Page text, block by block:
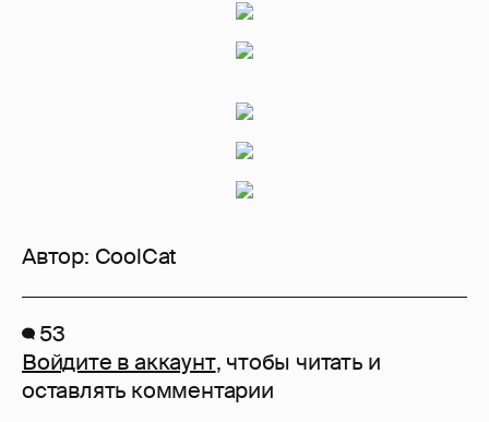
Автор: CoolCat
53
Войдите в аккаунт, чтобы читать и
оставлять комментарии